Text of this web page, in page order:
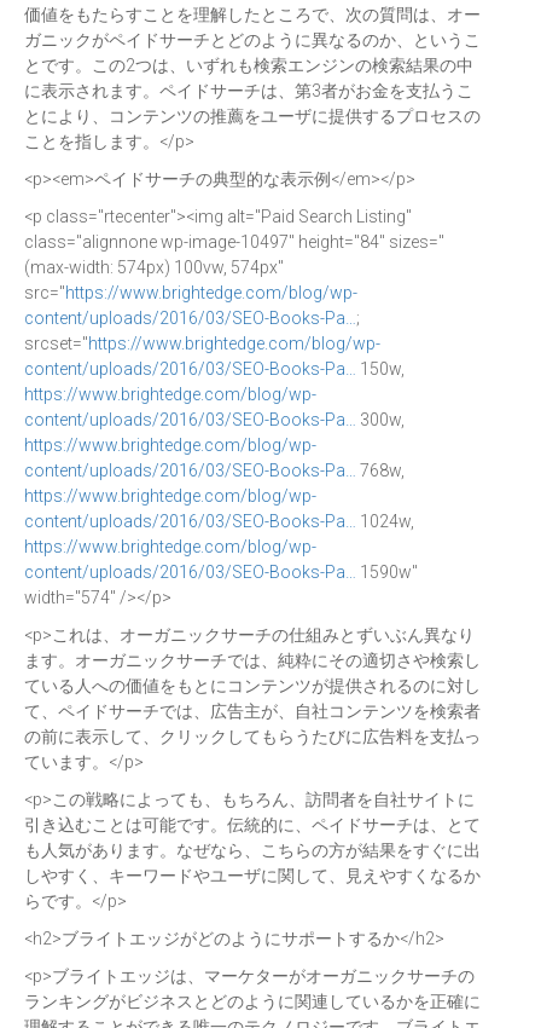
価値をもたらすことを理解したところで、次の質問は、オー
ガニックがペイドサーチとどのように異なるのか、というこ
とです。この2つは、いずれも検索エンジンの検索結果の中
に表示されます。ペイドサーチは、第3者がお金を支払うこ
とにより、コンテンツの推薦をユーザに提供するプロセスの
ことを指します。</p>
<p><em>ペイドサーチの典型的な表示例</em></p>
<p class="rtecenter"><img alt="Paid Search Listing"
class="alignnone wp-image-10497" height="84" sizes="
(max-width: 574px) 100vw, 574px"
src="https://www.brightedge.com/blog/wp-
content/uploads/2016/03/SEO-Books-Pa… ;
srcset="https://www.brightedge.com/blog/wp-
content/uploads/2016/03/SEO-Books-Pa…
150w,
https://www.brightedge.com/blog/wp-
content/uploads/2016/03/SEO-Books-Pa…
300w,
https://www.brightedge.com/blog/wp-
content/uploads/2016/03/SEO-Books-Pa…
768w,
https://www.brightedge.com/blog/wp-
content/uploads/2016/03/SEO-Books-Pa…
1024w,
https://www.brightedge.com/blog/wp-
content/uploads/2016/03/SEO-Books-Pa…
1590w"
width="574" /></p>
<p>これは、オーガニックサーチの仕組みとずいぶん異なり
ます。オーガニックサーチでは、純粋にその適切さや検索し
ている人への価値をもとにコンテンツが提供されるのに対し
て、ペイドサーチでは、広告主が、自社コンテンツを検索者
の前に表示して、クリックしてもらうたびに広告料を支払っ
ています。</p>
<p>この戦略によっても、もちろん、訪問者を自社サイトに
引き込むことは可能です。伝統的に、ペイドサーチは、とて
も人気があります。なぜなら、こちらの方が結果をすぐに出
しやすく、キーワードやユーザに関して、見えやすくなるか
らです。</p>
<h2>ブライトエッジがどのようにサポートするか</h2>
<p>ブライトエッジは、マーケターがオーガニックサーチの
ランキングがビジネスとどのように関連しているかを正確に